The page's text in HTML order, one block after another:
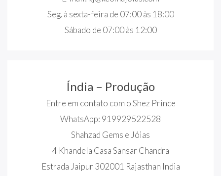
Seg. à sexta-feira de 07:00 às 18:00
Sábado de 07:00 às 12:00
Índia – Produção
Entre em contato com o Shez Prince
WhatsApp: 919929522528
Shahzad Gems e Jóias
4 Khandela Casa Sansar Chandra
Estrada Jaipur 302001 Rajasthan India